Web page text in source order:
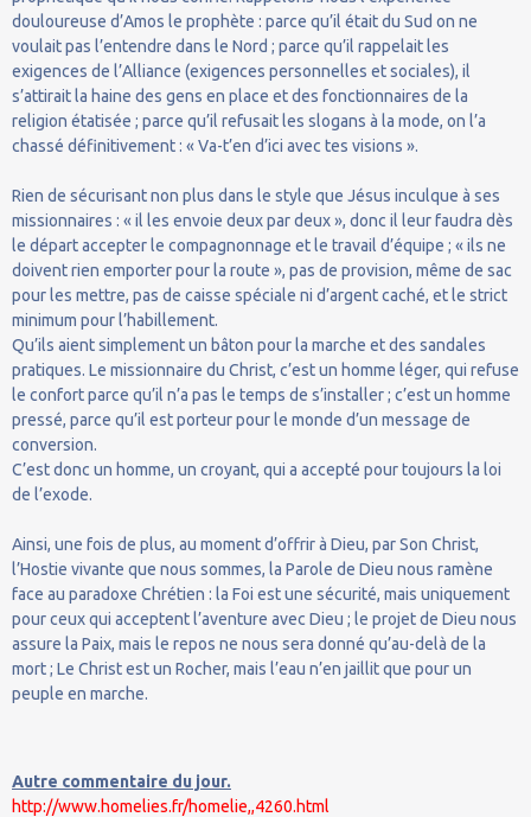
douloureuse d’Amos le prophète : parce qu’il était du Sud on ne
voulait pas l’entendre dans le Nord ; parce qu’il rappelait les
exigences de l’Alliance (exigences personnelles et sociales), il
s’attirait la haine des gens en place et des fonctionnaires de la
religion étatisée ; parce qu’il refusait les slogans à la mode, on l’a
chassé définitivement : « Va-t’en d’ici avec tes visions ».
Rien de sécurisant non plus dans le style que Jésus inculque à ses
missionnaires : « il les envoie deux par deux », donc il leur faudra dès
le départ accepter le compagnonnage et le travail d’équipe ; « ils ne
doivent rien emporter pour la route », pas de provision, même de sac
pour les mettre, pas de caisse spéciale ni d’argent caché, et le strict
minimum pour l’habillement.
Qu’ils aient simplement un bâton pour la marche et des sandales
pratiques. Le missionnaire du Christ, c’est un homme léger, qui refuse
le confort parce qu’il n’a pas le temps de s’installer ; c’est un homme
pressé, parce qu’il est porteur pour le monde d’un message de
conversion.
C’est donc un homme, un croyant, qui a accepté pour toujours la loi
de l’exode.
Ainsi, une fois de plus, au moment d’offrir à Dieu, par Son Christ,
l’Hostie vivante que nous sommes, la Parole de Dieu nous ramène
face au paradoxe Chrétien : la Foi est une sécurité, mais uniquement
pour ceux qui acceptent l’aventure avec Dieu ; le projet de Dieu nous
assure la Paix, mais le repos ne nous sera donné qu’au-delà de la
mort ; Le Christ est un Rocher, mais l’eau n’en jaillit que pour un
peuple en marche.
Autre commentaire du jour.
http://www.homelies.fr/homelie,,4260.html